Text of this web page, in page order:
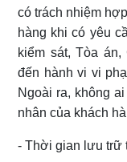
có trách nhiệm
hàng khi có yêu
kiểm sát, Tòa
đến hành vi vi
Ngoài ra, không
nhân của khách
- Thời gian lưu trữ